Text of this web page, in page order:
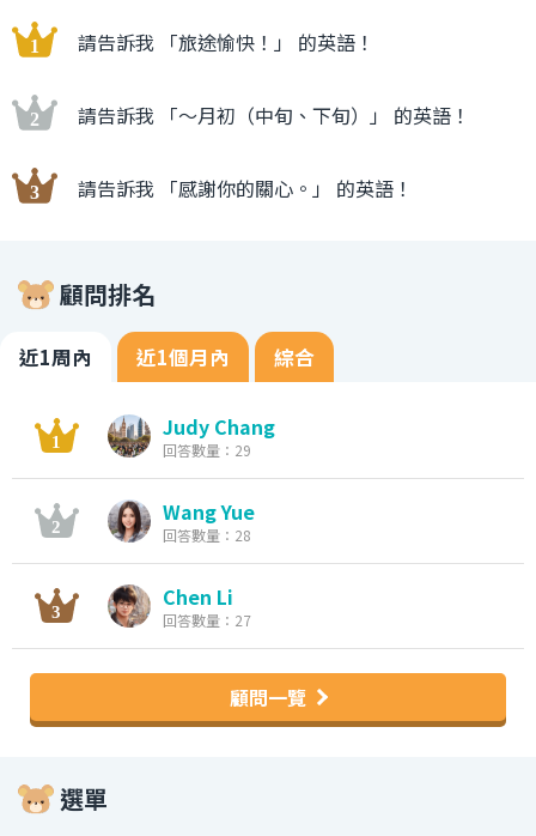
請告訴我 「旅途愉快！」 的英語！
請告訴我 「〜月初（中旬、下旬）」 的英語！
請告訴我 「感謝你的關心。」 的英語！
顧問排名
近1周內 近1個月內 綜合
Judy Chang
回答數量：29
Wang Yue
回答數量：28
Chen Li
回答數量：27
顧問一覽
選單